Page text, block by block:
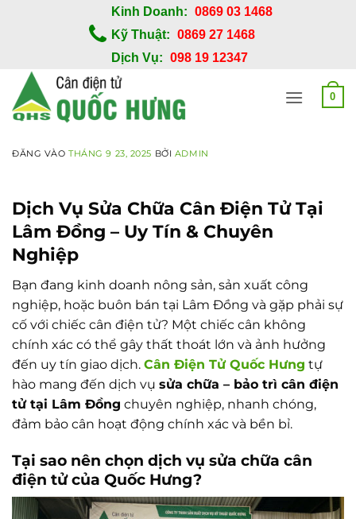
dung
Kinh Doanh: 0869 03 1468
Kỹ Thuật: 0869 27 1468
Dịch Vụ: 098 19 12347
0
ĐĂNG VÀOTHÁNG 9 23, 2025 BỞI ADMIN
Dịch Vụ Sửa Chữa Cân Điện Tử Tại
Lâm Đồng – Uy Tín & Chuyên
Nghiệp
Bạn đang kinh doanh nông sản, sản xuất công
nghiệp, hoặc buôn bán tại Lâm Đồng và gặp phải sự
cố với chiếc cân điện tử? Một chiếc cân không
chính xác có thể gây thất thoát lớn và ảnh hưởng
đến uy tín giao dịch. Cân Điện Tử Quốc Hưng tự
hào mang đến dịch vụ sửa chữa – bảo trì cân điện
tử tại Lâm Đồng chuyên nghiệp, nhanh chóng,
đảm bảo cân hoạt động chính xác và bền bỉ.
Tại sao nên chọn dịch vụ sửa chữa cân
điện tử của Quốc Hưng?